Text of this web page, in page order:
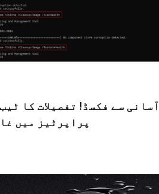
آسانی سے فکسڈ! تفصیلات کا
پراپرٹیز میں